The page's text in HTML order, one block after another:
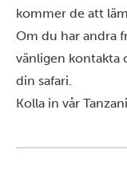
kommer de att
Om du har andra
vänligen kontakta
din safari.
Kolla in vår